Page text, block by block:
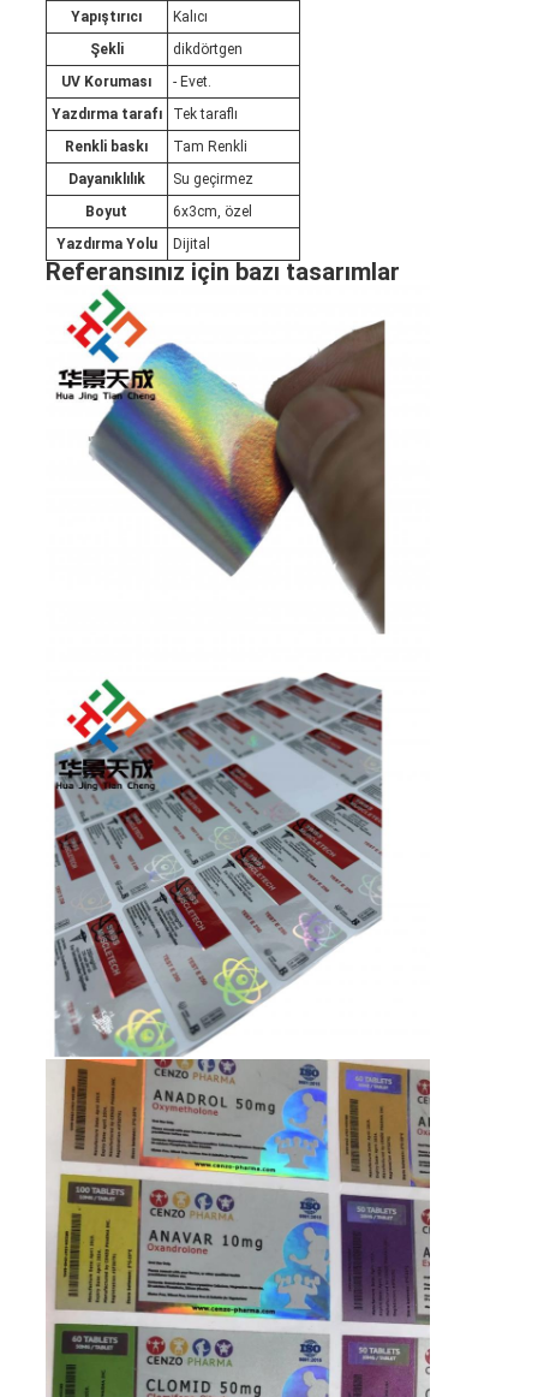
Yapıştırıcı
Kalıcı
Şekli
dikdörtgen
UV Koruması
- Evet.
Yazdırma tarafı
Tek taraflı
Renkli baskı
Tam Renkli
Dayanıklılık
Su geçirmez
Boyut
6x3cm, özel
Yazdırma Yolu
Dijital
Referansınız için bazı tasarımlar